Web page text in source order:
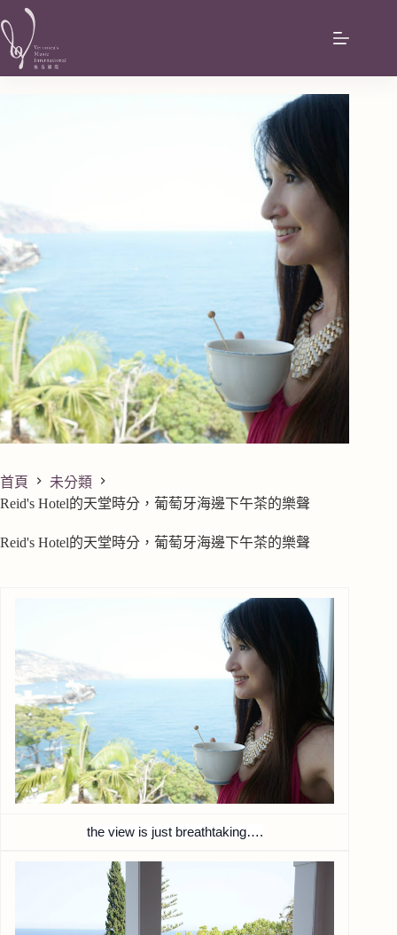
首頁
未分類
Reid's Hotel的天堂時分，葡萄牙海邊下午茶的樂聲
Reid's Hotel的天堂時分，葡萄牙海邊下午茶的樂聲
the view is just breathtaking….